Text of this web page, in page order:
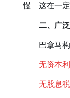
慢，这在一
二、广
巴拿马构
无资本
无股息税